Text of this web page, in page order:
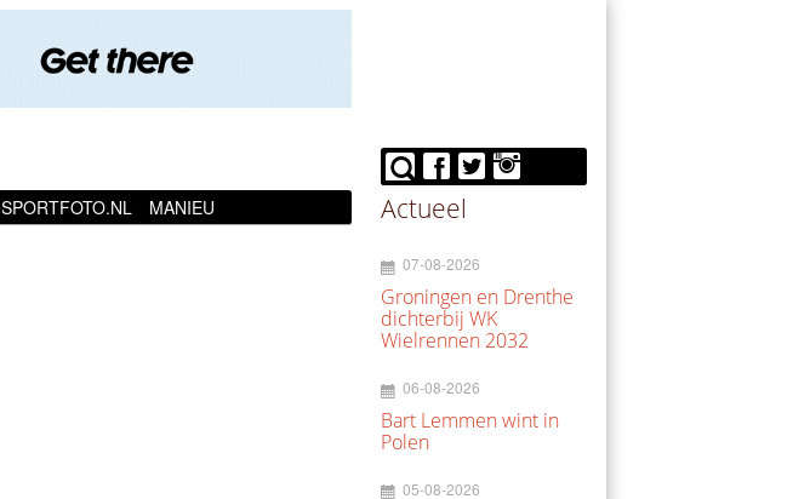
SPORTFOTO.NL MANIEU Actueel
07-08-2026
Groningen en Drenthe
dichterbij WK
Wielrennen 2032
06-08-2026
Bart Lemmen wint in
Polen
05-08-2026